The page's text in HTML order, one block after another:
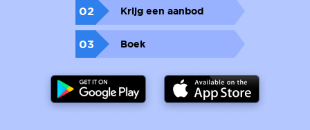
02 Krijg een aanbod
03 Boek